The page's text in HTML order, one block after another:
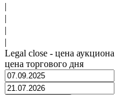
|
|
|
|
Legal close - цена
цена торгового дня